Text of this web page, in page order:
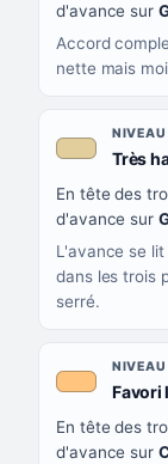
d'avance sur
Accord
nette mais
NIVEAU
Très
En tête des
d'avance sur
L'avance se
dans les trois
serré.
NIVEAU
Favori
En tête des
d'avance sur